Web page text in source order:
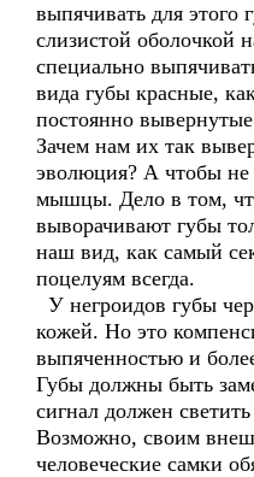
выпячивать для этого
слизистой оболочкой
специально
вида губы красные,
постоянно
Зачем нам их так
эволюция? А чтобы не
мышцы. Дело в том,
выворачивают губы
наш вид, как самый
поцелуям всегда.
У негроидов губы
кожей. Но это
выпяченностью и
Губы должны быть
сигнал должен
Возможно, своим
человеческие самки